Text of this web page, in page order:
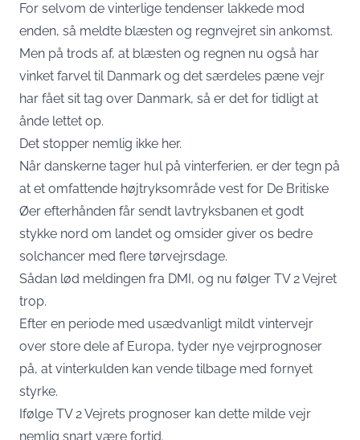
For selvom de vinterlige tendenser lakkede mod
enden, så meldte blæsten og regnvejret sin ankomst.
Men på trods af, at blæsten og regnen nu også har
vinket farvel til Danmark og det særdeles pæne vejr
har fået sit tag over Danmark, så er det for tidligt at
ånde lettet op.
Det stopper nemlig ikke her.
Når danskerne tager hul på vinterferien, er der tegn på
at et omfattende højtryksområde vest for De Britiske
Øer efterhånden får sendt lavtryksbanen et godt
stykke nord om landet og omsider giver os bedre
solchancer med flere tørvejrsdage.
Sådan lød meldingen fra DMI, og nu følger TV 2 Vejret
trop.
Efter en periode med usædvanligt mildt vintervejr
over store dele af Europa, tyder nye vejrprognoser
på, at vinterkulden kan vende tilbage med fornyet
styrke.
Ifølge TV 2 Vejrets prognoser kan dette milde vejr
nemlig snart være fortid.